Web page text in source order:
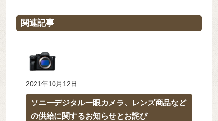
関連記事
2021年10月12日
ソニーデジタル一眼カメラ、レンズ商品など
の供給に関するお知らせとお詫び